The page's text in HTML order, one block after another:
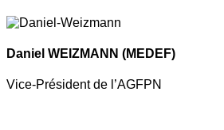
Daniel WEIZMANN (MEDEF)
Vice-Président de l’AGFPN